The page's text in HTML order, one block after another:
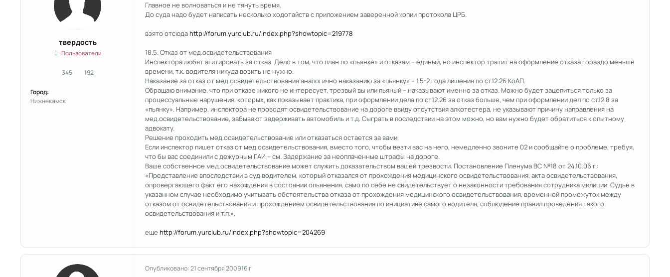
твердость
Пользователи
345сообщения
192Репутация
Город:
Нижнекамск
Главное не волноваться и не тянуть время.
До суда надо будет написать несколько ходотайств с приложением заверенной копии протокола ЦРБ.
взято отсюда http://forum.yurclub.ru/index.php?showtopic=219778
18.5. Отказ от мед.освидетельствования
Инспектора любят агитировать за отказ. Дело в том, что план по «пьянке» и отказам – единый, но инспектор тратит на оформление отказа гораздо меньше
времени, т.к. водителя никуда возить не нужно.
Наказание за отказ от мед.освидетельствования аналогично наказанию за «пьянку» – 1,5-2 года лишения по ст.12.26 КоАП.
Обращаю внимание, что при отказе никого не интересует, трезвый вы или пьяный – наказывают именно за отказ. Можно будет зацепиться только за
процессуальные нарушения, которых, как показывает практика, при оформлении дела по ст.12.26 за отказ больше, чем при оформлении дел по ст.12.8 за
«пьянку». Например, инспектора не проводят освидетельствование на дороге ввиду отсутствия алкотестера, не указывают причину направления на
мед.освидетельствование, забывают задерживать автомобиль и т.д. Сыграть в последствии на этом можно, но вам нужно будет обратиться к опытному
адвокату.
Решение проходить мед.освидетельствование или отказаться остается за вами.
Если инспектор пишет отказ от мед.освидетельствования, вместо того, чтобы везти вас на него, немедленно звоните 02 и сообщайте о проблеме, требуя,
что бы вас соединили с дежурным ГАИ – см. Задержание за неоплаченные штрафы на дороге.
Ваше собственное мед.освидетельствование может служить доказательством вашей трезвости. Постановление Пленума ВС №18 от 24.10.06 г.:
«Представление впоследствии в суд водителем, который отказался от прохождения медицинского освидетельствования, акта освидетельствования,
опровергающего факт его нахождения в состоянии опьянения, само по себе не свидетельствует о незаконности требования сотрудника милиции. Судье в
указанном случае необходимо учитывать обстоятельства отказа от прохождения медицинского освидетельствования, временной промежуток между
отказом от освидетельствования и прохождением освидетельствования по инициативе самого водителя, соблюдение правил проведения такого
освидетельствования и т.п.».
еще http://forum.yurclub.ru/index.php?showtopic=204269
Опубликовано:21 сентября 200916 г